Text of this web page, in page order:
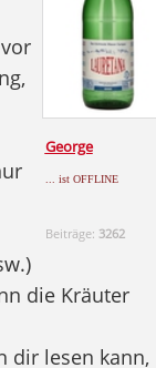
George
... ist OFFLINE
Beiträge: 3262
die Kräuter
dir lesen kann,